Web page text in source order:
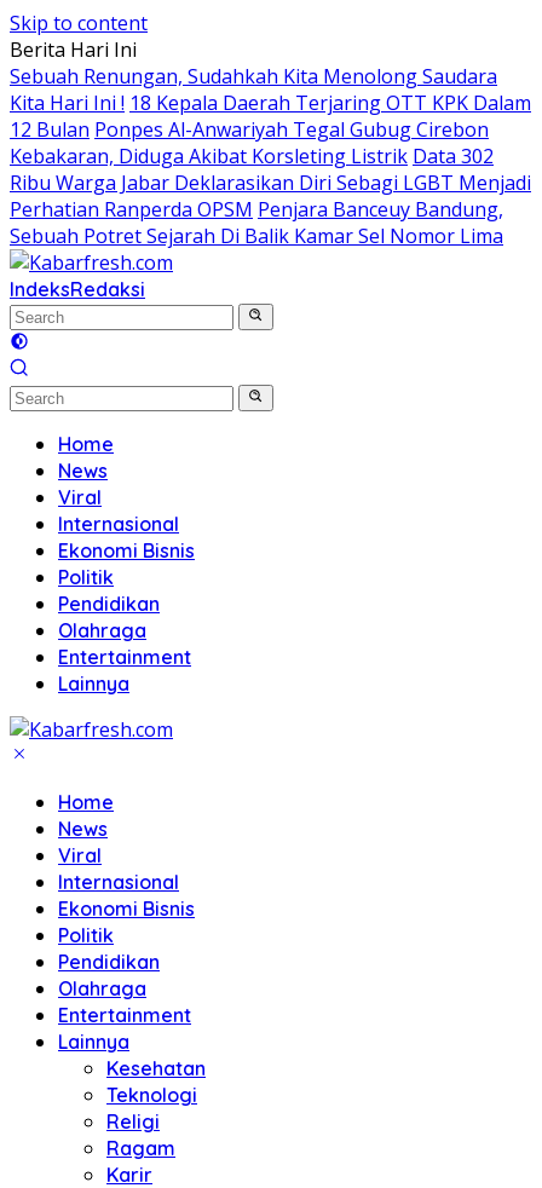
Skip to content
Berita Hari Ini
Sebuah Renungan, Sudahkah Kita Menolong Saudara
Kita Hari Ini ! 18 Kepala Daerah Terjaring OTT KPK Dalam
12 Bulan Ponpes Al-Anwariyah Tegal Gubug Cirebon
Kebakaran, Diduga Akibat Korsleting Listrik Data 302
Ribu Warga Jabar Deklarasikan Diri Sebagi LGBT Menjadi
Perhatian Ranperda OPSM Penjara Banceuy Bandung,
Sebuah Potret Sejarah Di Balik Kamar Sel Nomor Lima
IndeksRedaksi
Home
News
Viral
Internasional
Ekonomi Bisnis
Politik
Pendidikan
Olahraga
Entertainment
Lainnya
Home
News
Viral
Internasional
Ekonomi Bisnis
Politik
Pendidikan
Olahraga
Entertainment
Lainnya
Kesehatan
Teknologi
Religi
Ragam
Karir